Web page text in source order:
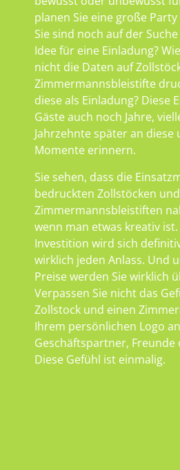
planen Sie eine große
Sie sind noch auf der
Idee für eine Einladung?
nicht die Daten auf
Zimmermannsbleistifte
diese als Einladung? Diese
Gäste auch noch Jahre,
Jahrzehnte später an diese
Momente erinnern.
Sie sehen, dass die
bedruckten Zollstöcken und
Zimmermannsbleistiften
wenn man etwas kreativ
Investition wird sich
wirklich jeden Anlass. Und
Preise werden Sie wirklich
Verpassen Sie nicht das
Zollstock und einen
Ihrem persönlichen Logo
Geschäftspartner, Freunde
Diese Gefühl ist einmalig.